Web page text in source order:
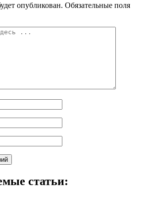
опубликован. Обязательные поля
статьи: